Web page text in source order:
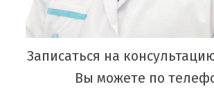
Записаться на
Вы можете по